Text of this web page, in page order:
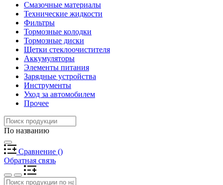
Смазочные материалы
Технические жидкости
Фильтры
Тормозные колодки
Тормозные диски
Щетки стеклоочистителя
Аккумуляторы
Элементы питания
Зарядные устройства
Инструменты
Уход за автомобилем
Прочее
По названию
Сравнение ()
Обратная связь